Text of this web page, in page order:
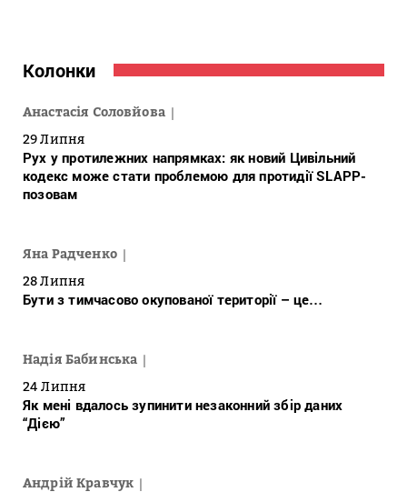
Колонки
Анастасія Соловйова
29 Липня
Рух у протилежних напрямках: як новий Цивільний
кодекс може стати проблемою для протидії SLAPP-
позовам
Яна Радченко
28 Липня
Бути з тимчасово окупованої території – це…
Надія Бабинська
24 Липня
Як мені вдалось зупинити незаконний збір даних
“Дією”
Андрій Кравчук